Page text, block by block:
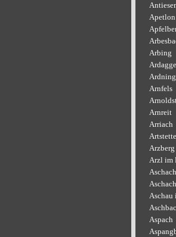
Apetlon
Arbing
Ardning
Arnfels
Arnreit
Arriach
Arzberg
Arzl im
Aspach